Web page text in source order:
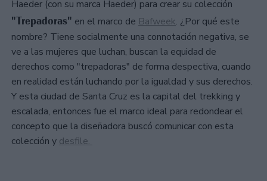
Haeder (con su marca Haeder) para crear su colección
"Trepadoras" en el marco de Bafweek. ¿Por qué este
nombre? Tiene socialmente una connotación negativa, se
ve a las mujeres que luchan, buscan la equidad de
derechos como "trepadoras" de forma despectiva, cuando
en realidad están luchando por la igualdad y sus derechos.
Y esta ciudad de Santa Cruz es la capital del trekking y
escalada, entonces fue el marco ideal para redondear el
concepto que la diseñadora buscó comunicar con esta
colección y desfile.